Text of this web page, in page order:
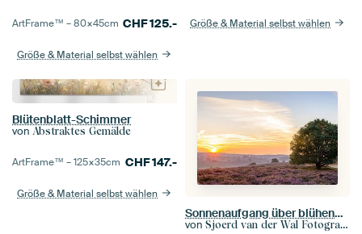
ArtFrame™ –80×45cm CHF125.-
Größe & Material selbst wählen
Größe & Material selbst wählen
Blütenblatt-Schimmer
von Abstraktes Gemälde
ArtFrame™ –125×35cm CHF147.-
Größe & Material selbst wählen
Sonnenaufgang über blühenden Heidekrautfeldern in den Hügeln
von Sjoerd van der Wal Fotografie